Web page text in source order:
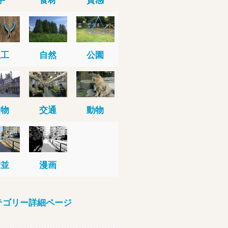
自然 公園
交通 動物
漫画
ゴリー詳細ページ